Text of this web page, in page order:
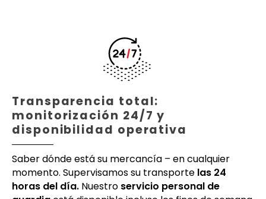
Transparencia total:
monitorización 24/7 y
disponibilidad operativa
Saber dónde está su mercancía – en cualquier
momento. Supervisamos su transporte las 24
horas del día. Nuestro servicio personal de